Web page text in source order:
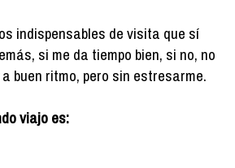
indispensables de visita que sí
si me da tiempo bien, si no, no
buen ritmo, pero sin estresarme.
viajo es: